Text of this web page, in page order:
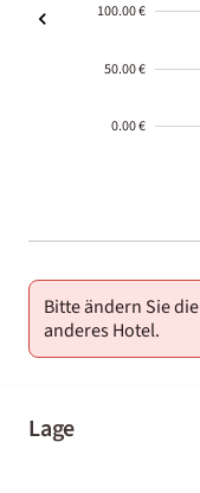
100.00 €
50.00 €
0.00 €
01-02
Bitte ändern Sie
anderes Hotel.
Lage